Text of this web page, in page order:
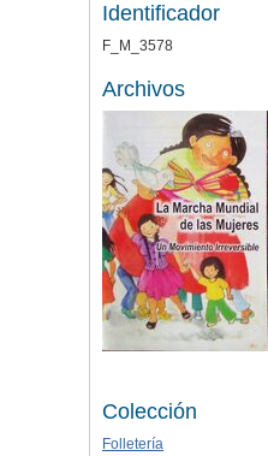
Identificador
F_M_3578
Archivos
Colección
Folletería